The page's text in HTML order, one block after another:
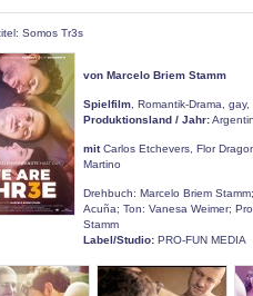
Somos Tr3s
von Marcelo Briem Stamm
Spielfilm , Romantik-Drama, gay,
Produktionsland / Jahr:
mitCarlos Etchevers, Flor
Martino
Drehbuch: Marcelo Briem
Acuña; Ton: Vanesa Weimer;
Stamm
Label/Studio: PRO-FUN MEDIA